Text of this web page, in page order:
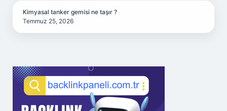
Kimyasal tanker gemisi ne taşır ?
Temmuz 25, 2026